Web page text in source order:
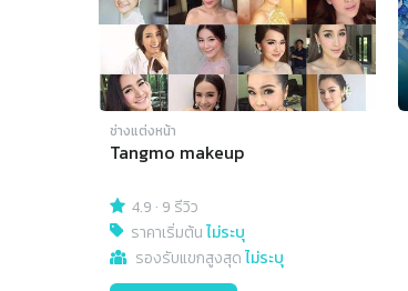
ช่างแต่งหน้า
Tangmo makeup
4.9 · 9 รีวิว
ราคาเริ่มต้นไม่ระบุ
รองรับแขกสูงสุดไม่ระบุ